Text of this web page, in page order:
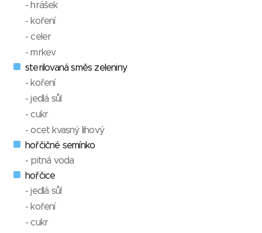
- hrášek
- koření
- celer
- mrkev
sterilovaná směs zeleniny
- koření
- jedlá sůl
- cukr
- ocet kvasný lihový
hořčičné semínko
- pitná voda
hořčice
- jedlá sůl
- koření
- cukr